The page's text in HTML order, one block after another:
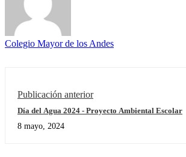
Colegio Mayor de los Andes
Publicación anterior
Día del Agua 2024 - Proyecto Ambiental Escolar
8 mayo, 2024